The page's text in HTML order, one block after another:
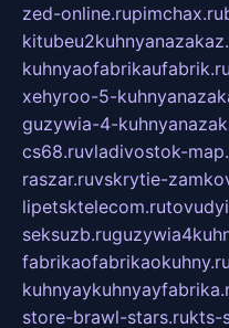
zed-online.rupimchax.ru
kuhnyaofabrikaufabrik.ru
xehyroo-5-
guzywia-4-
cs68.ruvladivostok-
raszar.ruvskrytie-
lipetsktelecom.ru
seksuzb.ru
fabrikaofabrikaokuhny.ru
store-brawl-stars.rukts-